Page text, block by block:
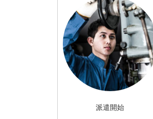
派遣開始